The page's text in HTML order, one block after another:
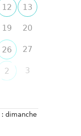
12 13
19 20
26 27
2 3
: dimanche